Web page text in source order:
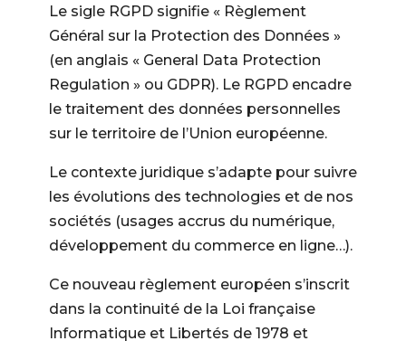
Le sigle RGPD signifie « Règlement
Général sur la Protection des Données »
(en anglais « General Data Protection
Regulation » ou GDPR). Le RGPD encadre
le traitement des données personnelles
sur le territoire de l’Union européenne.
Le contexte juridique s’adapte pour suivre
les évolutions des technologies et de nos
sociétés (usages accrus du numérique,
développement du commerce en ligne…).
Ce nouveau règlement européen s’inscrit
dans la continuité de la Loi française
Informatique et Libertés de 1978 et